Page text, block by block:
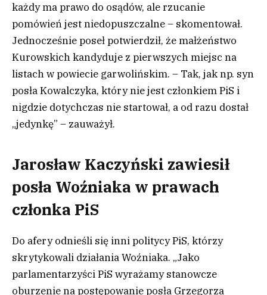
każdy ma prawo do osądów, ale rzucanie
pomówień jest niedopuszczalne – skomentował.
Jednocześnie poseł potwierdził, że małżeństwo
Kurowskich kandyduje z pierwszych miejsc na
listach w powiecie garwolińskim. – Tak, jak np. syn
posła Kowalczyka, który nie jest członkiem PiS i
nigdzie dotychczas nie startował, a od razu dostał
„jedynkę” – zauważył.
Jarosław Kaczyński zawiesił
posła Woźniaka w prawach
członka PiS
Do afery odnieśli się inni politycy PiS, którzy
skrytykowali działania Woźniaka. „Jako
parlamentarzyści PiS wyrażamy stanowcze
oburzenie na postępowanie posła Grzegorza